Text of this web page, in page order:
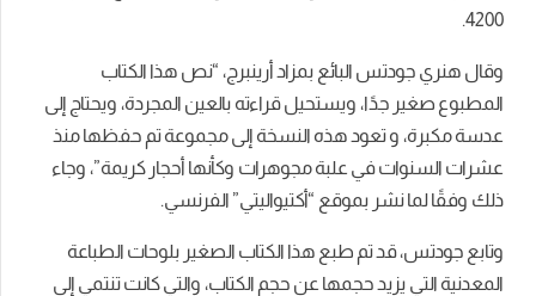
4200.
وقال هنري جودتس البائع بمزاد أرينبرج، “نص هذا الكتاب
المطبوع صغير جدًا، ويستحيل قراءته بالعين المجردة، ويحتاج إلى
عدسة مكبرة، و تعود هذه النسخة إلى مجموعة تم حفظها منذ
عشرات السنوات في علبة مجوهرات وكأنها أحجار كريمة”، وجاء
ذلك وفقًا لما نشر بموقع “أكتيواليتي” الفرنسي.
وتابع جودتس، قد تم طبع هذا الكتاب الصغير بلوحات الطباعة
المعدنية التي يزيد حجمها عن حجم الكتاب، والتي كانت تنتمي إلى